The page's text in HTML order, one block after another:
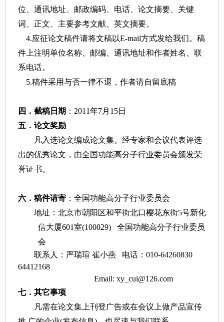
位、通讯地址、邮政编码、电话、论文摘要、关键
词、正文、主要参考文献、英文摘要。
4.应征论文稿件请将文稿以E-mail方式发给我们。稿
件上注明单位名称、邮编、通讯地址和作者姓名、联
系电话。
5.稿件采用与否一律不退，作者请自留底稿
四．截稿日期 ： 2011年7月 15日
五．论文奖励
凡入选论文编成论文集。经专家和会议代表评选
出的优秀论文，由全国功能高分子行业委员会颁发荣
誉证书。
六．稿件请寄 ：全国功能高分子行业委员会
地址：北京市朝阳区和平街北口樱花东街5号新化
信大厦601室(100029)
全国功能高分子行业委员
会
联系人：严瑞瑄 崔小燕
电话： 010-64260830
64412168
Email: xy_cui@126.com
七．其它事项
凡需在论文集上刊登广告或在会议上做产品宣传